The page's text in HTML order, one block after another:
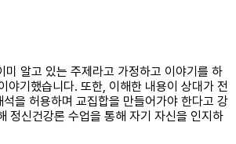
알고 있는 주제라고 가정하고 이야기를 하
기했습니다. 또한, 이해한 내용이 상대가 전
을 허용하며 교집합을 만들어가야 한다고 강
정신건강론 수업을 통해 자기 자신을 인지하